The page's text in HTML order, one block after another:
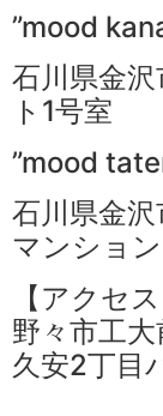
”mood
石川県金
ト1号室
”mood
石川県金
マンショ
【アクセス
野々市工
久安2丁目